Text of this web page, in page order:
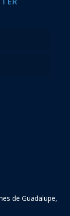
de Guadalupe,